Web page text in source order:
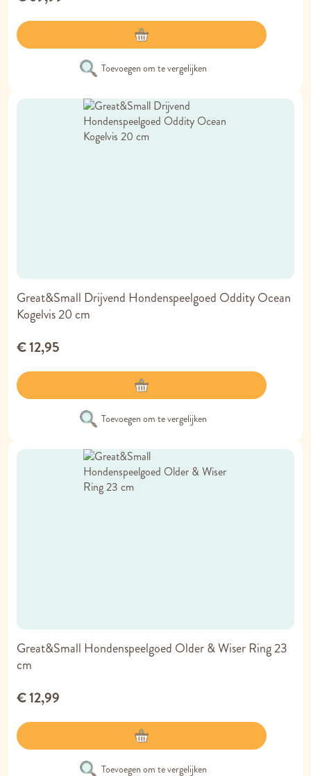
Toevoegen om te vergelijken
Great&Small Drijvend Hondenspeelgoed Oddity Ocean
Kogelvis 20 cm
€ 12,95
Toevoegen om te vergelijken
Great&Small Hondenspeelgoed Older & Wiser Ring 23
cm
€ 12,99
Toevoegen om te vergelijken